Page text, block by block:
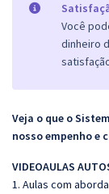
Você
dinheiro
Veja o que o
nosso empenho e
VIDEOAULAS
1. Aulas com